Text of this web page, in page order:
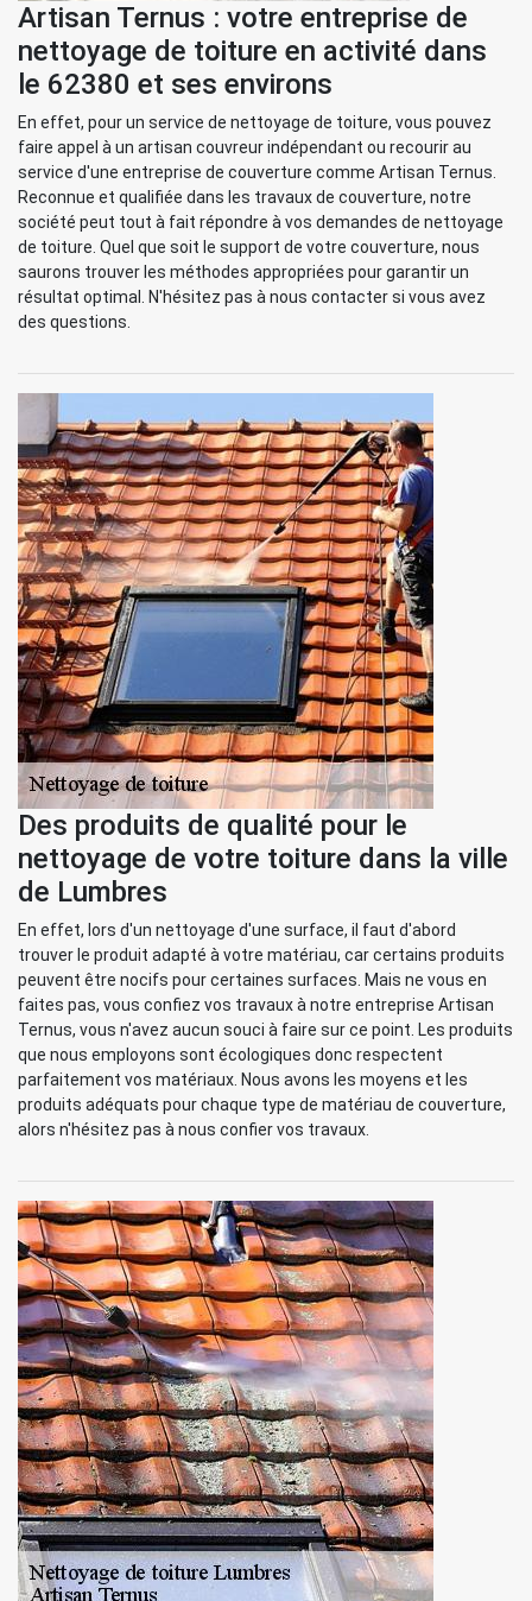
Artisan Ternus : votre entreprise de
nettoyage de toiture en activité dans
le 62380 et ses environs
En effet, pour un service de nettoyage de toiture, vous pouvez
faire appel à un artisan couvreur indépendant ou recourir au
service d'une entreprise de couverture comme Artisan Ternus.
Reconnue et qualifiée dans les travaux de couverture, notre
société peut tout à fait répondre à vos demandes de nettoyage
de toiture. Quel que soit le support de votre couverture, nous
saurons trouver les méthodes appropriées pour garantir un
résultat optimal. N'hésitez pas à nous contacter si vous avez
des questions.
Des produits de qualité pour le
nettoyage de votre toiture dans la ville
de Lumbres
En effet, lors d'un nettoyage d'une surface, il faut d'abord
trouver le produit adapté à votre matériau, car certains produits
peuvent être nocifs pour certaines surfaces. Mais ne vous en
faites pas, vous confiez vos travaux à notre entreprise Artisan
Ternus, vous n'avez aucun souci à faire sur ce point. Les produits
que nous employons sont écologiques donc respectent
parfaitement vos matériaux. Nous avons les moyens et les
produits adéquats pour chaque type de matériau de couverture,
alors n'hésitez pas à nous confier vos travaux.